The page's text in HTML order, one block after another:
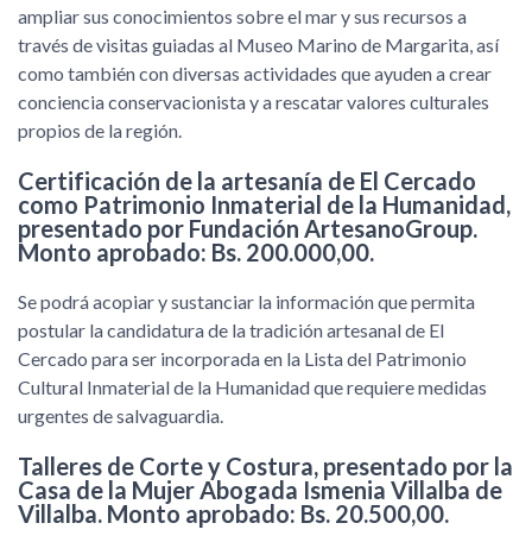
ampliar sus conocimientos sobre el mar y sus recursos a
través de visitas guiadas al Museo Marino de Margarita, así
como también con diversas actividades que ayuden a crear
conciencia conservacionista y a rescatar valores culturales
propios de la región.
Certificación de la artesanía de El Cercado
como Patrimonio Inmaterial de la Humanidad,
presentado por Fundación ArtesanoGroup.
Monto aprobado: Bs. 200.000,00.
Se podrá acopiar y sustanciar la información que permita
postular la candidatura de la tradición artesanal de El
Cercado para ser incorporada en la Lista del Patrimonio
Cultural Inmaterial de la Humanidad que requiere medidas
urgentes de salvaguardia.
Talleres de Corte y Costura, presentado por la
Casa de la Mujer Abogada Ismenia Villalba de
Villalba. Monto aprobado: Bs. 20.500,00.